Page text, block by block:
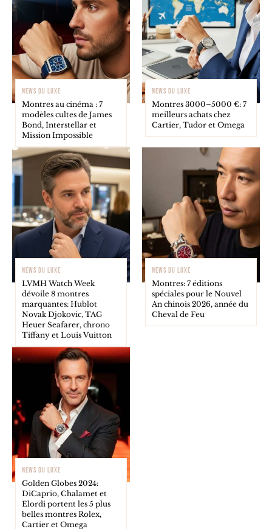
NEWS DU LUXE
Montres au cinéma : 7
modèles cultes de James
Bond, Interstellar et
Mission Impossible
NEWS DU LUXE
Montres 3000–5000 €: 7
meilleurs achats chez
Cartier, Tudor et Omega
NEWS DU LUXE
LVMH Watch Week
dévoile 8 montres
marquantes: Hublot
Novak Djokovic, TAG
Heuer Seafarer, chrono
Tiffany et Louis Vuitton
NEWS DU LUXE
Montres: 7 éditions
spéciales pour le Nouvel
An chinois 2026, année du
Cheval de Feu
NEWS DU LUXE
Golden Globes 2024:
DiCaprio, Chalamet et
Elordi portent les 5 plus
belles montres Rolex,
Cartier et Omega